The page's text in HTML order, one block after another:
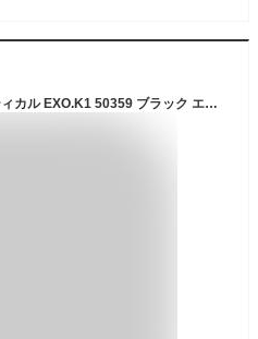
●● 5.11 ファイブイレブン タクティカル EXO.K1 50359 ブラック エクスターナル ニーパッド 膝パッド KNEE PAD 軍用